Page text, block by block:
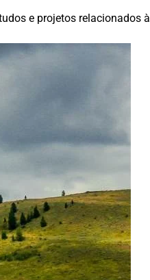
e projetos relacionados à